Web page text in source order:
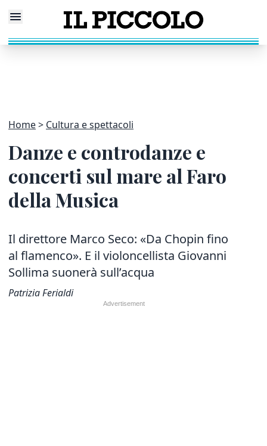
Home Cultura e spettacoli
Danze e controdanze e
concerti sul mare al Faro
della Musica
Il direttore Marco Seco: «Da Chopin fino
al flamenco». E il violoncellista Giovanni
Sollima suonerà sull’acqua
Patrizia Ferialdi